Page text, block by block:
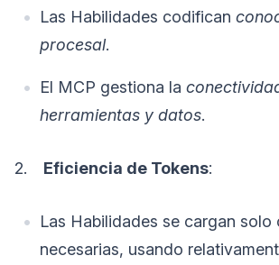
Las Habilidades codifican
procesal.
El MCP gestiona la
herramientas y datos.
2. Eficiencia de Tokens:
Las Habilidades se cargan solo
necesarias, usando